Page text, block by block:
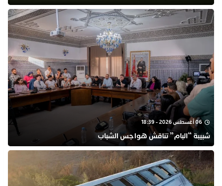
06 أغسطس 2026 - 18:39
شبيبة “البام” تناقش هواجس الشباب